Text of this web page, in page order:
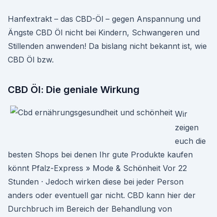
Hanfextrakt – das CBD-Öl – gegen Anspannung und
Ängste CBD Öl nicht bei Kindern, Schwangeren und
Stillenden anwenden! Da bislang nicht bekannt ist, wie
CBD Öl bzw.
CBD Öl: Die geniale Wirkung
Wir
zeigen
euch die
besten Shops bei denen Ihr gute Produkte kaufen
könnt Pfalz-Express » Mode & Schönheit Vor 22
Stunden · Jedoch wirken diese bei jeder Person
anders oder eventuell gar nicht. CBD kann hier der
Durchbruch im Bereich der Behandlung von